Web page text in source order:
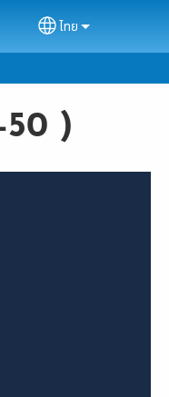
Select your
ไทย
)